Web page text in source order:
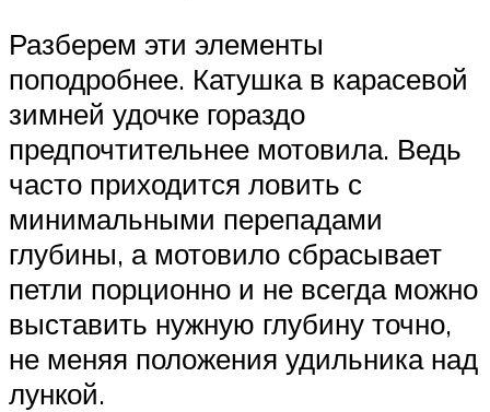
Разберем эти элементы
поподробнее. Катушка в карасевой
зимней удочке гораздо
предпочтительнее мотовила. Ведь
часто приходится ловить с
минимальными перепадами
глубины, а мотовило сбрасывает
петли порционно и не всегда можно
выставить нужную глубину точно,
не меняя положения удильника над
лункой.